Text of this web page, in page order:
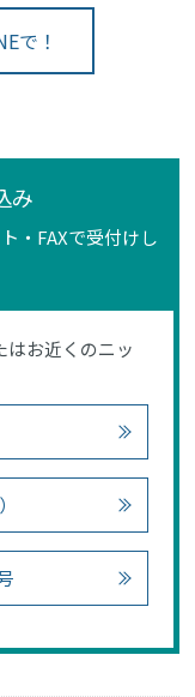
で！
み
・FAXで受付けし
はお近くのニッ